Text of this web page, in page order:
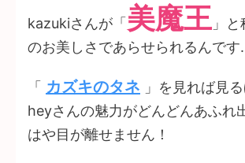
kazukiさんが「 美魔王 」
のお美しさであらせられるんで
「 カズキのタネ 」を見れば見
heyさんの魅力がどんどんあふれ
はや目が離せません！